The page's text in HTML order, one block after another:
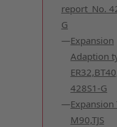
report_No.
G
Expansion
Adaption
428S1-G
Expansion
M90,TJS